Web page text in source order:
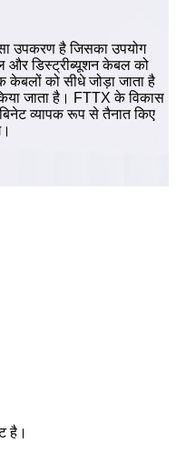
उपकरण है जिसका उपयोग
और डिस्ट्रीब्यूशन केबल को
केबलों को सीधे जोड़ा जाता है
जाता है। FTTX के विकास
व्यापक रूप से तैनात किए
है।